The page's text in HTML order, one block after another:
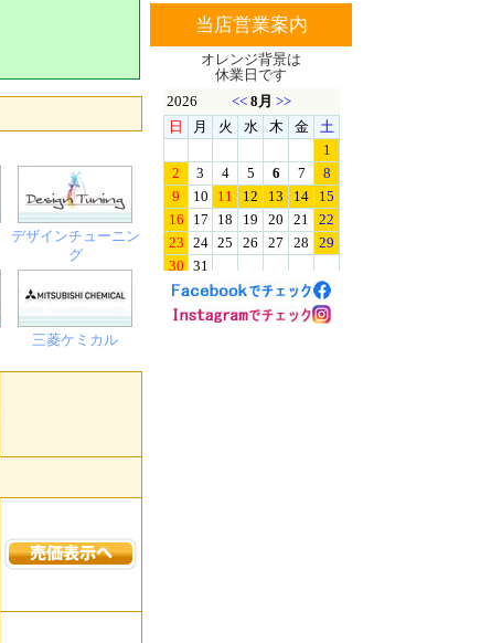
デザインチューニン
グ
三菱ケミカル
当店営業案内
オレンジ背景は
休業日です